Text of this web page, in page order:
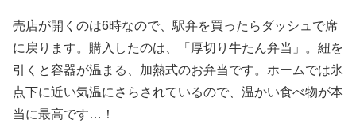
売店が開くのは6時なので、駅弁を買ったらダッシュで席
に戻ります。購入したのは、「厚切り牛たん弁当」。紐を
引くと容器が温まる、加熱式のお弁当です。ホームでは氷
点下に近い気温にさらされているので、温かい食べ物が本
当に最高です…！